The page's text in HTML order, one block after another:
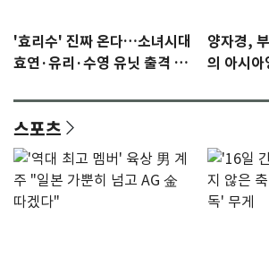
'효리수' 진짜 온다…소녀시대
효연·유리·수영 유닛 출격 [N
양자경,
의 아시
스포츠